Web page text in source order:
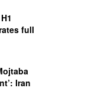
full
Iran